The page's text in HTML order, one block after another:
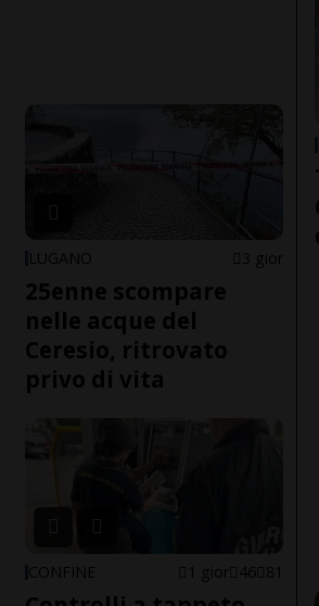
LUGANO 3 gior
25enne scompare
nelle acque del
Ceresio, ritrovato
privo di vita
CONFINE 1 gior 46 81